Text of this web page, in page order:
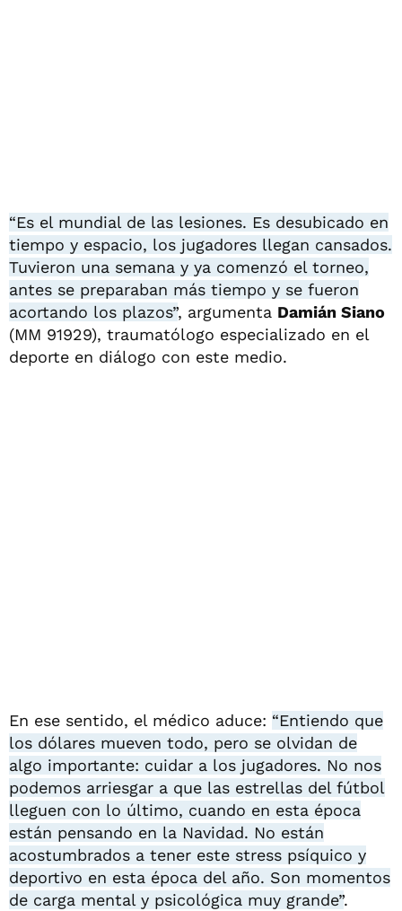
“Es el mundial de las lesiones. Es desubicado en
tiempo y espacio, los jugadores llegan cansados.
Tuvieron una semana y ya comenzó el torneo,
antes se preparaban más tiempo y se fueron
acortando los plazos”, argumenta Damián Siano
(MM 91929), traumatólogo especializado en el
deporte en diálogo con este medio.
En ese sentido, el médico aduce: “Entiendo que
los dólares mueven todo, pero se olvidan de
algo importante: cuidar a los jugadores. No nos
podemos arriesgar a que las estrellas del fútbol
lleguen con lo último, cuando en esta época
están pensando en la Navidad. No están
acostumbrados a tener este stress psíquico y
deportivo en esta época del año. Son momentos
de carga mental y psicológica muy grande”.